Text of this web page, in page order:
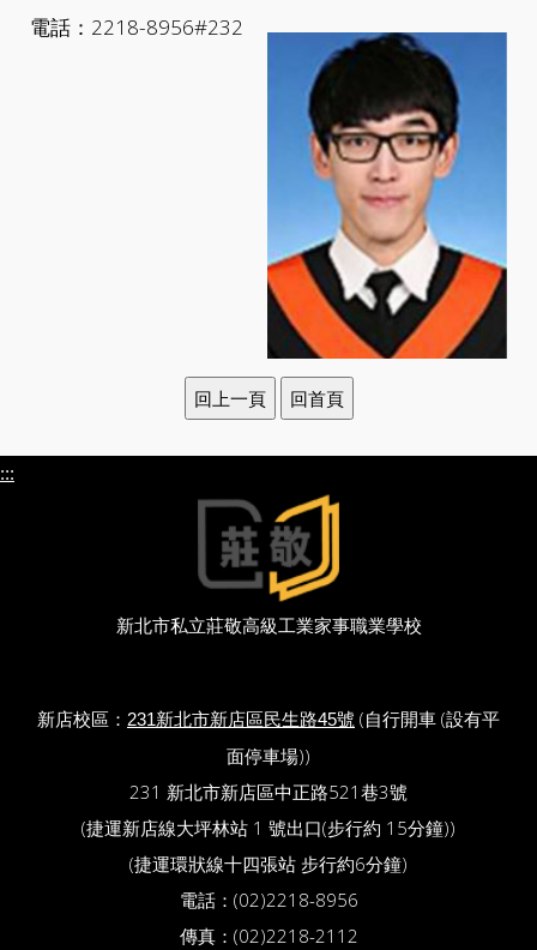
電話： 2218-8956#232
:::
新北市私立莊敬高級工業家事職業學校
新店校區： 231新北市新店區民生路45號 (自行開車 (設有平
面停車場))
231 新北市新店區中正路521巷3號
(捷運新店線大坪林站 1 號出口(步行約 15分鐘))
(捷運環狀線十四張站 步行約6分鐘)
電話：(02)2218-8956
傳真：(02)2218-2112